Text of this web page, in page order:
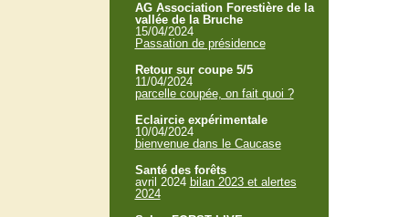
AG Association Forestière de la
vallée de la Bruche
15/04/2024
Passation de présidence
Retour sur coupe 5/5
11/04/2024
parcelle coupée, on fait quoi ?
Eclaircie expérimentale
10/04/2024
bienvenue dans le Caucase
Santé des forêts
avril 2024 bilan 2023 et alertes
2024